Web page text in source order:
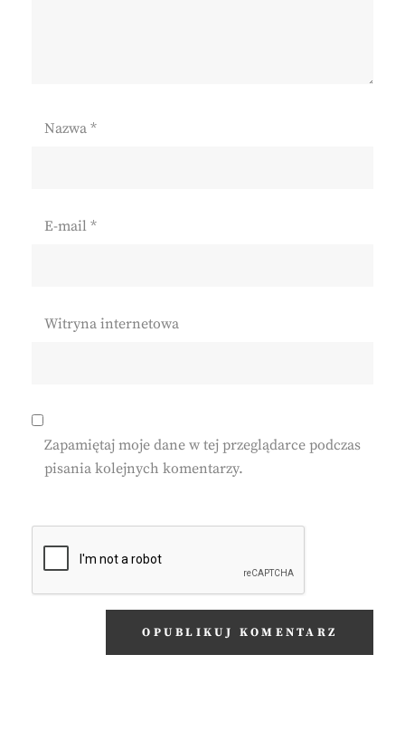
Nazwa *
E-mail *
Witryna internetowa
Zapamiętaj moje dane w tej przeglądarce podczas
pisania kolejnych komentarzy.